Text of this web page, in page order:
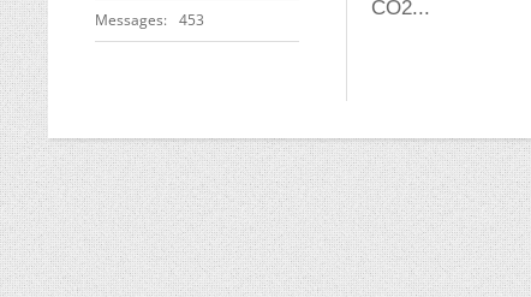
Messages 453
CO2...